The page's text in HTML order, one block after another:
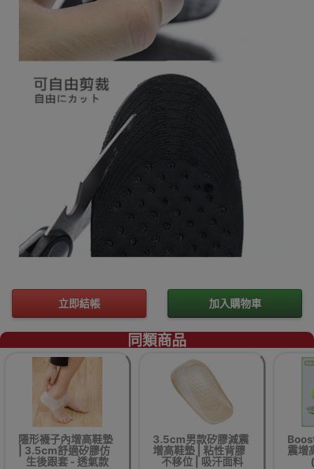
立即結帳 加入購物車
同類商品
隱形襪子內增高鞋墊
| 3.5cm舒適矽膠仿
生後跟套 - 透氣款
3.5cm男款矽膠減震
增高鞋墊 | 粘性背膠
不移位 | 吸汗面料
震增